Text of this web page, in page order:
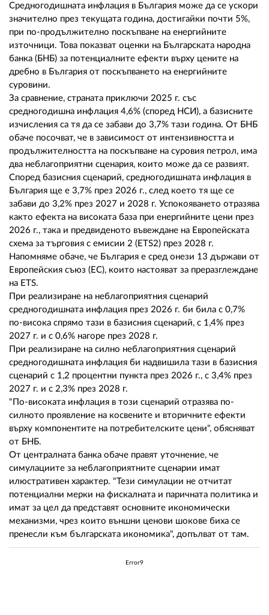
Средногодишната инфлация в България може да се ускори
значително през текущата година, достигайки почти 5%,
при по-продължително поскъпване на енергийните
източници. Това показват оценки на Българската народна
банка (БНБ) за потенциалните ефекти върху цените на
дребно в България от поскъпването на енергийните
суровини.
За сравнение, страната приключи 2025 г. със
средногодишна инфлация 4,6% (според НСИ), а базисните
изчисления са тя да се забави до 3,7% тази година. От БНБ
обаче посочват, че в зависимост от интензивността и
продължителността на поскъпване на суровия петрол, има
два неблагоприятни сценария, които може да се развият.
Според базисния сценарий, средногодишната инфлация в
България ще е 3,7% през 2026 г., след което тя ще се
забави до 3,2% през 2027 и 2028 г. Успокояването отразява
както ефекта на високата база при енергийните цени през
2026 г., така и предвиденото въвеждане на Европейската
схема за търговия с емисии 2 (ETS2) през 2028 г.
Напомняме обаче, че България е сред онези 13 държави от
Европейския съюз (ЕС), които настояват за преразглеждане
на ETS.
При реализиране на неблагоприятния сценарий
средногодишната инфлация през 2026 г. би била с 0,7%
по-висока спрямо тази в базисния сценарий, с 1,4% през
2027 г. и с 0,6% нагоре през 2028 г.
При реализиране на силно неблагоприятния сценарий
средногодишната инфлация би надвишила тази в базисния
сценарий с 1,2 процентни пункта през 2026 г., с 3,4% през
2027 г. и с 2,3% през 2028 г.
"По-високата инфлация в този сценарий отразява по-
силното проявление на косвените и вторичните ефекти
върху компонентите на потребителските цени", обясняват
от БНБ.
От централната банка обаче правят уточнение, че
симулациите за неблагоприятните сценарии имат
илюстративен характер. "Тези симулации не отчитат
потенциални мерки на фискалната и паричната политика и
имат за цел да представят основните икономически
механизми, чрез които външни ценови шокове биха се
пренесли към българската икономика", допълват от там.
Error9